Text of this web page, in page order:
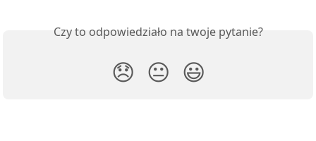
Czy to odpowiedziało na twoje pytanie?
😞 😐 😃